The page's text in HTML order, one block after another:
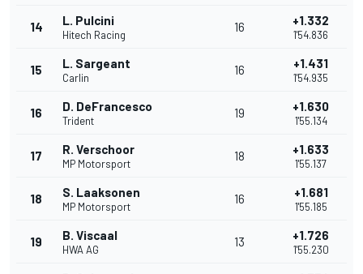
14 L. Pulcini
Hitech Racing
16 +1.332
1'54.836
15 L. Sargeant
Carlin
16 +1.431
1'54.935
16 D. DeFrancesco
Trident
19 +1.630
1'55.134
17 R. Verschoor
MP Motorsport
18 +1.633
1'55.137
18 S. Laaksonen
MP Motorsport
16 +1.681
1'55.185
19 B. Viscaal
HWA AG
13 +1.726
1'55.230